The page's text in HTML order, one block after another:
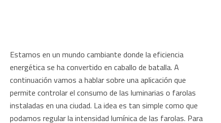
Estamos en un mundo cambiante donde la eficiencia
energética se ha convertido en caballo de batalla. A
continuación vamos a hablar sobre una aplicación que
permite controlar el consumo de las luminarias o farolas
instaladas en una ciudad. La idea es tan simple como que
podamos regular la intensidad lumínica de las farolas. Para